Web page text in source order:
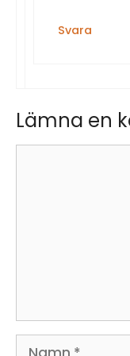
Svara
Lämna en